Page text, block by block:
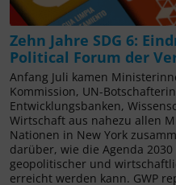
Zehn Jahre SDG 6:
Political Forum der
Anfang Juli kamen
Kommission, UN-
Entwicklungsbanken,
Wirtschaft aus nahezu allen
Nationen in New York
darüber, wie die Agenda
geopolitischer und
erreicht werden kann. GWP